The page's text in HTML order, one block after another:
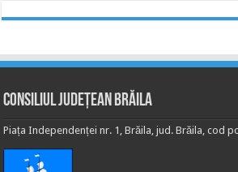
Consiliul Județean Brăila
Piața Independenței nr. 1, Brăila, jud. Brăila, cod